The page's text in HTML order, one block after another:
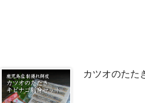
カツオのたた